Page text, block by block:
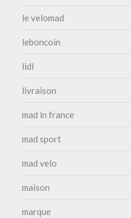
le velomad
leboncoin
lidl
livraison
mad in france
mad sport
mad velo
maison
marque